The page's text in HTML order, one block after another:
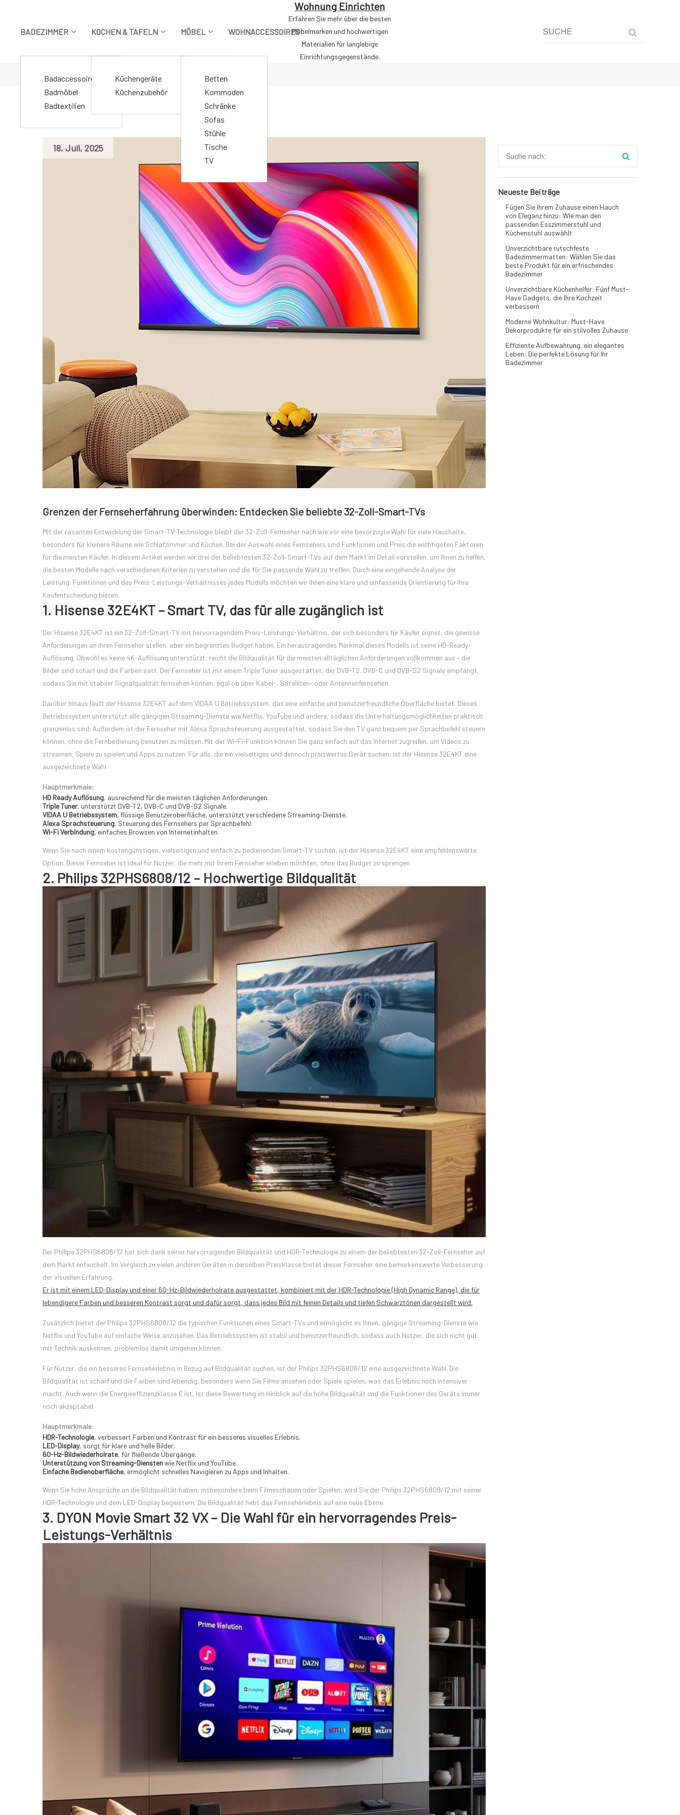
BADEZIMMER
Badaccessoires
Badmöbel
Badtextilien
KOCHEN & TAFELN
Küchengeräte
Küchenzubehör
MÖBEL
Betten
Kommoden
Schränke
Sofas
Stühle
Tische
TV
WOHNACCESSOIRES
Wohnung Einrichten
Erfahren Sie mehr über die besten
Möbelmarken und hochwertigen
Materialien für langlebige
Einrichtungsgegenstände.
STARTSEITE > Markierte Beiträge "Smart TV"
18, Juli, 2025
Grenzen der Fernseherfahrung überwinden: Entdecken Sie beliebte 32-Zoll-Smart-TVs
Mit der rasanten Entwicklung der Smart-TV-Technologie bleibt der 32-Zoll-Fernseher nach wie vor eine bevorzugte Wahl für viele Haushalte,
besonders für kleinere Räume wie Schlafzimmer und Küchen. Bei der Auswahl eines Fernsehers sind Funktionen und Preis die wichtigsten Faktoren
für die meisten Käufer. In diesem Artikel werden wir drei der beliebtesten 32-Zoll-Smart-TVs auf dem Markt im Detail vorstellen, um Ihnen zu helfen,
die besten Modelle nach verschiedenen Kriterien zu verstehen und die für Sie passende Wahl zu treffen. Durch eine eingehende Analyse der
Leistung, Funktionen und des Preis-Leistungs-Verhältnisses jedes Modells möchten wir Ihnen eine klare und umfassende Orientierung für Ihre
Kaufentscheidung bieten.
1. Hisense 32E4KT – Smart TV, das für alle zugänglich ist
Der Hisense 32E4KT ist ein 32-Zoll-Smart-TV mit hervorragendem Preis-Leistungs-Verhältnis, der sich besonders für Käufer eignet, die gewisse
Anforderungen an ihren Fernseher stellen, aber ein begrenztes Budget haben. Ein herausragendes Merkmal dieses Modells ist seine HD-Ready-
Auflösung. Obwohl es keine 4K-Auflösung unterstützt, reicht die Bildqualität für die meisten alltäglichen Anforderungen vollkommen aus – die
Bilder sind scharf und die Farben satt. Der Fernseher ist mit einem Triple Tuner ausgestattet, der DVB-T2, DVB-C und DVB-S2 Signale empfängt,
sodass Sie mit stabiler Signalqualität fernsehen können, egal ob über Kabel-, Satelliten- oder Antennenfernsehen.
Darüber hinaus läuft der Hisense 32E4KT auf dem VIDAA U Betriebssystem, das eine einfache und benutzerfreundliche Oberfläche bietet. Dieses
Betriebssystem unterstützt alle gängigen Streaming-Dienste wie Netflix, YouTube und andere, sodass die Unterhaltungsmöglichkeiten praktisch
grenzenlos sind. Außerdem ist der Fernseher mit Alexa Sprachsteuerung ausgestattet, sodass Sie den TV ganz bequem per Sprachbefehl steuern
können, ohne die Fernbedienung benutzen zu müssen. Mit der Wi-Fi-Funktion können Sie ganz einfach auf das Internet zugreifen, um Videos zu
streamen, Spiele zu spielen und Apps zu nutzen. Für alle, die ein vielseitiges und dennoch preiswertes Gerät suchen, ist der Hisense 32E4KT eine
ausgezeichnete Wahl.
Hauptmerkmale:
HD Ready Auflösung, ausreichend für die meisten täglichen Anforderungen.
Triple Tuner, unterstützt DVB-T2, DVB-C und DVB-S2 Signale.
VIDAA U Betriebssystem, flüssige Benutzeroberfläche, unterstützt verschiedene Streaming-Dienste.
Alexa Sprachsteuerung, Steuerung des Fernsehers per Sprachbefehl.
Wi-Fi Verbindung, einfaches Browsen von Internetinhalten.
Wenn Sie nach einem kostengünstigen, vielseitigen und einfach zu bedienenden Smart-TV suchen, ist der Hisense 32E4KT eine empfehlenswerte
Option. Dieser Fernseher ist ideal für Nutzer, die mehr mit ihrem Fernseher erleben möchten, ohne das Budget zu sprengen.
2. Philips 32PHS6808/12 – Hochwertige Bildqualität
Der Philips 32PHS6808/12 hat sich dank seiner hervorragenden Bildqualität und HDR-Technologie zu einem der beliebtesten 32-Zoll-Fernseher auf
dem Markt entwickelt. Im Vergleich zu vielen anderen Geräten in derselben Preisklasse bietet dieser Fernseher eine bemerkenswerte Verbesserung
der visuellen Erfahrung.
Er ist mit einem LED-Display und einer 60-Hz-Bildwiederholrate ausgestattet, kombiniert mit der HDR-Technologie (High Dynamic Range), die für
lebendigere Farben und besseren Kontrast sorgt und dafür sorgt, dass jedes Bild mit feinen Details und tiefen Schwarztönen dargestellt wird.
Zusätzlich bietet der Philips 32PHS6808/12 die typischen Funktionen eines Smart-TVs und ermöglicht es Ihnen, gängige Streaming-Dienste wie
Netflix und YouTube auf einfache Weise anzusehen. Das Betriebssystem ist stabil und benutzerfreundlich, sodass auch Nutzer, die sich nicht gut
mit Technik auskennen, problemlos damit umgehen können.
Für Nutzer, die ein besseres Fernseherlebnis in Bezug auf Bildqualität suchen, ist der Philips 32PHS6808/12 eine ausgezeichnete Wahl. Die
Bildqualität ist scharf und die Farben sind lebendig, besonders wenn Sie Filme ansehen oder Spiele spielen, was das Erlebnis noch intensiver
macht. Auch wenn die Energieeffizienzklasse E ist, ist diese Bewertung im Hinblick auf die hohe Bildqualität und die Funktionen des Geräts immer
noch akzeptabel.
Hauptmerkmale:
HDR-Technologie, verbessert Farben und Kontrast für ein besseres visuelles Erlebnis.
LED-Display, sorgt für klare und helle Bilder.
60-Hz-Bildwiederholrate, für fließende Übergänge.
Unterstützung von Streaming-Dienstenwie Netflix und YouTube.
Einfache Bedienoberfläche, ermöglicht schnelles Navigieren zu Apps und Inhalten.
Wenn Sie hohe Ansprüche an die Bildqualität haben, insbesondere beim Filmeschauen oder Spielen, wird Sie der Philips 32PHS6808/12 mit seiner
HDR-Technologie und dem LED-Display begeistern. Die Bildqualität hebt das Fernseherlebnis auf eine neue Ebene.
3. DYON Movie Smart 32 VX – Die Wahl für ein hervorragendes Preis-
Leistungs-Verhältnis
Neueste Beiträge
Fügen Sie Ihrem Zuhause einen Hauch
von Eleganz hinzu: Wie man den
passenden Esszimmerstuhl und
Küchenstuhl auswählt
Unverzichtbare rutschfeste
Badezimmermatten: Wählen Sie das
beste Produkt für ein erfrischendes
Badezimmer
Unverzichtbare Küchenhelfer: Fünf Must-
Have Gadgets, die Ihre Kochzeit
verbessern
Moderne Wohnkultur: Must-Have
Dekorprodukte für ein stilvolles Zuhause
Effiziente Aufbewahrung, ein elegantes
Leben: Die perfekte Lösung für Ihr
Badezimmer